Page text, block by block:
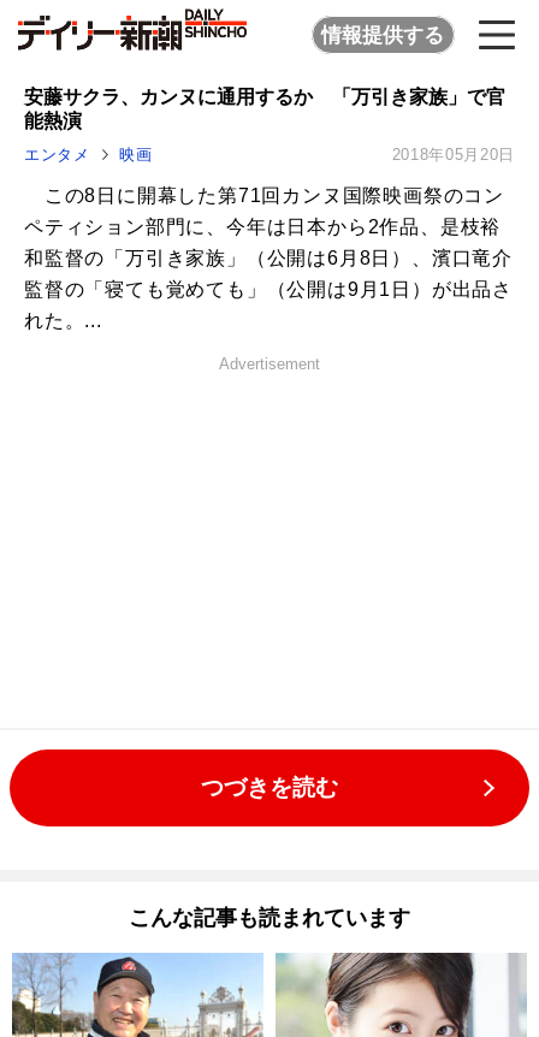
情報提供する
安藤サクラ、カンヌに通用するか 「万引き家族」で官
能熱演
エンタメ 映画 2018年05月20日
この8日に開幕した第71回カンヌ国際映画祭のコン
ペティション部門に、今年は日本から2作品、是枝裕
和監督の「万引き家族」（公開は6月8日）、濱口竜介
監督の「寝ても覚めても」（公開は9月1日）が出品さ
れた。...
Advertisement
つづきを読む
こんな記事も読まれています